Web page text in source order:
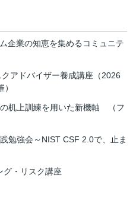
企業の知恵を集めるコミュニテ
アドバイザー養成講座（2026
の机上訓練を用いた新機軸 （フ
勉強会～NIST CSF 2.0で、止ま
グ・リスク講座